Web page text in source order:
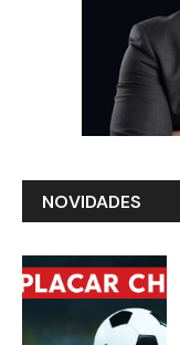
NOVIDADES